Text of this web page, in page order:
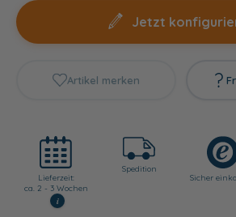
Jetzt
Artikel merken
Lieferzeit:
ca. 2 - 3 Wochen
i
Spedition
Sicher